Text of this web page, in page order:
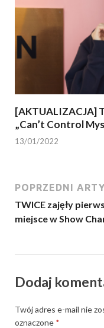
[AKTUALIZACJA]
„Can’t Control
13/01/2022
POPRZEDNI
TWICE zajęły
miejsce w Show
Dodaj
Twój adres e-mail nie
oznaczone *